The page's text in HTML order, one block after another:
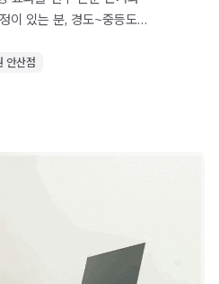
이 있는 분, 경도~중등도
안산점